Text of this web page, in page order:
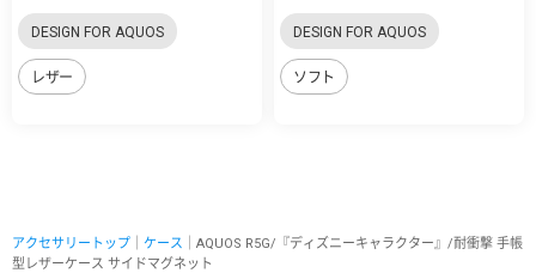
DESIGN FOR AQUOS
レザー
DESIGN FOR AQUOS
ソフト
アクセサリートップ ケース ｜AQUOS R5G/『ディズニーキャラクター』/耐衝撃 手帳
型レザーケース サイドマグネット